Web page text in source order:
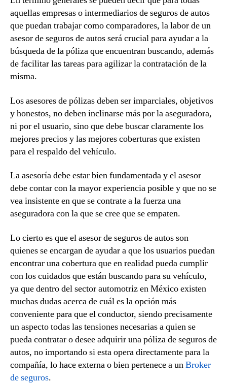
aquellas empresas o intermediarios de seguros de autos
que puedan trabajar como comparadores, la labor de un
asesor de seguros de autos será crucial para ayudar a la
búsqueda de la póliza que encuentran buscando, además
de facilitar las tareas para agilizar la contratación de la
misma.
Los asesores de pólizas deben ser imparciales, objetivos
y honestos, no deben inclinarse más por la aseguradora,
ni por el usuario, sino que debe buscar claramente los
mejores precios y las mejores coberturas que existen
para el respaldo del vehículo.
La asesoría debe estar bien fundamentada y el asesor
debe contar con la mayor experiencia posible y que no se
vea insistente en que se contrate a la fuerza una
aseguradora con la que se cree que se empaten.
Lo cierto es que el asesor de seguros de autos son
quienes se encargan de ayudar a que los usuarios puedan
encontrar una cobertura que en realidad pueda cumplir
con los cuidados que están buscando para su vehículo,
ya que dentro del sector automotriz en México existen
muchas dudas acerca de cuál es la opción más
conveniente para que el conductor, siendo precisamente
un aspecto todas las tensiones necesarias a quien se
pueda contratar o desee adquirir una póliza de seguros de
autos, no importando si esta opera directamente para la
compañía, lo hace externa o bien pertenece a unBroker
de seguros.